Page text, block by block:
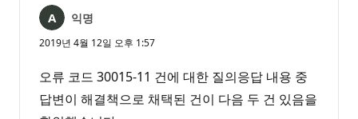
익명
2019년 4월 12일 오후 1:57
오류 코드 30015-11 건에 대한 질의응답 내용 중
답변이 해결책으로 채택된 건이 다음 두 건 있음을